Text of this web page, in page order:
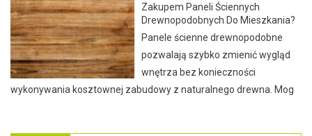
Zakupem Paneli Ściennych
Drewnopodobnych Do Mieszkania?
Panele ścienne drewnopodobne
pozwalają szybko zmienić wygląd
wnętrza bez konieczności
wykonywania kosztownej zabudowy z naturalnego drewna. Mog